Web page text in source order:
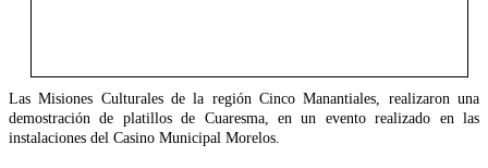
Las Misiones Culturales de la región Cinco Manantiales, realizaron una
demostración de platillos de Cuaresma, en un evento realizado en las
instalaciones del Casino Municipal Morelos.